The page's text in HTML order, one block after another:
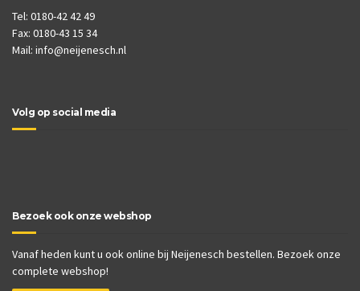
Tel: 0180-42 42 49
Fax: 0180-43 15 34
Mail: info@neijenesch.nl
Volg op social media
Bezoek ook onze webshop
Vanaf heden kunt u ook online bij Neijenesch bestellen. Bezoek onze
complete webshop!